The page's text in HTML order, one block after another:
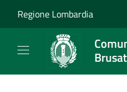
Regione Lombardia